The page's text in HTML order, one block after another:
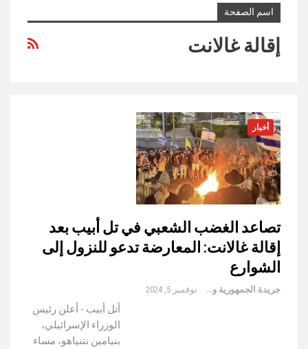
اسم الصفحة
إقالة غالانت
أخبار
تصاعد الغضب الشعبي في تل أبيب بعد
إقالة غالانت: المعارضة تدعو للنزول إلى
الشوارع
جريدة الجمهورية والعالم نوفمبر 5, 2024
أتل أبيب - أعلن رئيس
الوزراء الإسرائيلي،
بنيامين نتنياهو، مساء